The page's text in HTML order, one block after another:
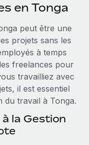
outils essentiels
les RH à
des
tech
de partenariat
assistées par
en Tonga
peut être une
projets sans les
à temps
freelances pour
travailliez avec
il est essentiel
du travail à Tonga.
la Gestion